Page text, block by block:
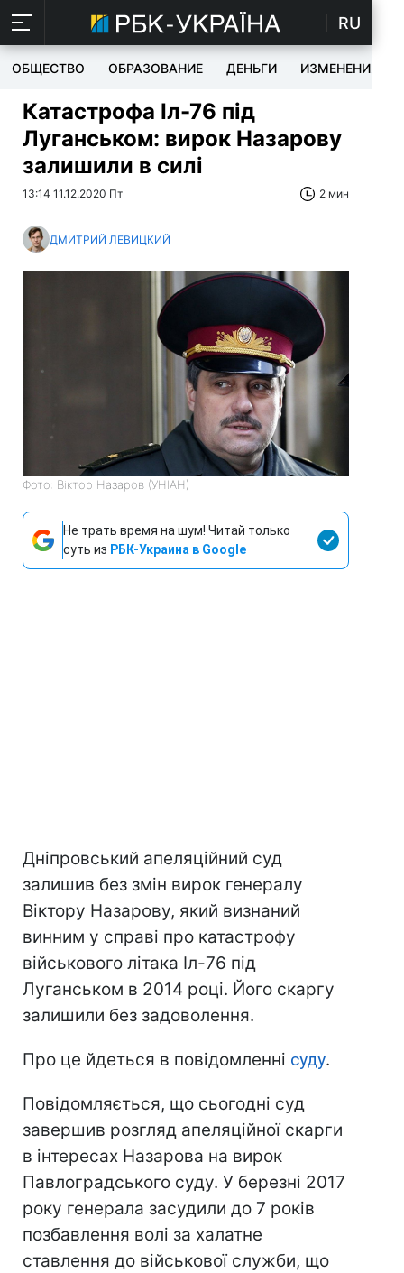
RU
ОБЩЕСТВО ОБРАЗОВАНИЕ ДЕНЬГИ ИЗМЕНЕНИЯ
Катастрофа Іл-76 під
Луганськом: вирок Назарову
залишили в силі
13:14 11.12.2020 Пт 2 мин
ДМИТРИЙ ЛЕВИЦКИЙ
Фото: Віктор Назаров (УНІАН)
Не трать время на шум! Читай только
суть из РБК-Украина в Google
Дніпровський апеляційний суд
залишив без змін вирок генералу
Віктору Назарову, який визнаний
винним у справі про катастрофу
військового літака Іл-76 під
Луганськом в 2014 році. Його скаргу
залишили без задоволення.
Про це йдеться в повідомленні суду.
Повідомляється, що сьогодні суд
завершив розгляд апеляційної скарги
в інтересах Назарова на вирок
Павлоградського суду. У березні 2017
року генерала засудили до 7 років
позбавлення волі за халатне
ставлення до військової служби, що